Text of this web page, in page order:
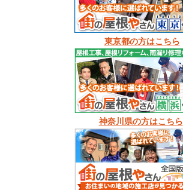
東京都の方はこちら
神奈川県の方はこちら